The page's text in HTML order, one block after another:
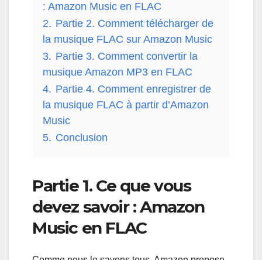
: Amazon Music en FLAC
2. Partie 2. Comment télécharger de
la musique FLAC sur Amazon Music
3. Partie 3. Comment convertir la
musique Amazon MP3 en FLAC
4. Partie 4. Comment enregistrer de
la musique FLAC à partir d’Amazon
Music
5. Conclusion
Partie 1. Ce que vous
devez savoir : Amazon
Music en FLAC